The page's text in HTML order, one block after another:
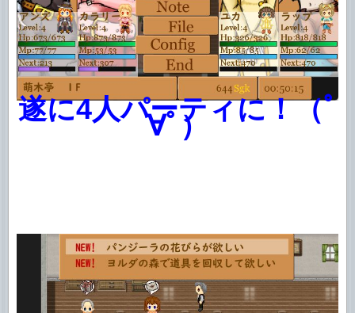
遂に4人パーティに！（ﾟ
∀ﾟ）